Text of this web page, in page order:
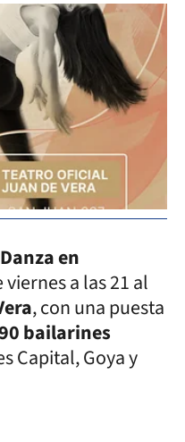
Danza en
a las 21 al
, con una puesta
bailarines
Capital, Goya y